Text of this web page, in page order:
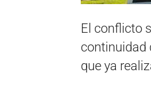
El conflicto
continuidad
que ya